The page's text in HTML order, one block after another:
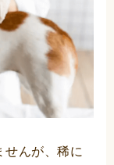
んが、稀に